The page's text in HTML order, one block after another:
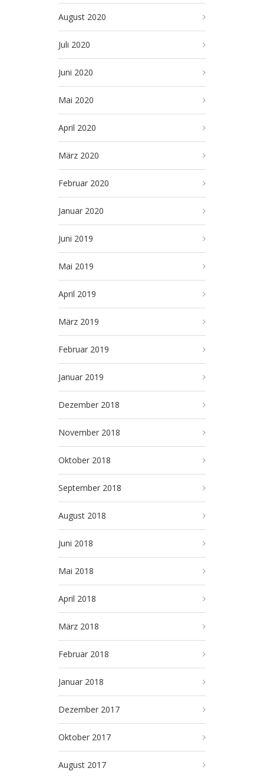
August 2020
Juli 2020
Juni 2020
Mai 2020
April 2020
März 2020
Februar 2020
Januar 2020
Juni 2019
Mai 2019
April 2019
März 2019
Februar 2019
Januar 2019
Dezember 2018
November 2018
Oktober 2018
September 2018
August 2018
Juni 2018
Mai 2018
April 2018
März 2018
Februar 2018
Januar 2018
Dezember 2017
Oktober 2017
August 2017